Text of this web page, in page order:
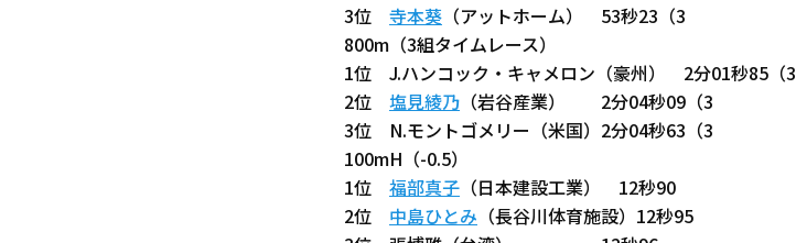
3位 寺本葵 （アットホーム） 53秒23（3
800m（3組タイムレース）
1位 J.ハンコック・キャメロン（豪州） 2分01秒85（3
2位 塩見綾乃 （岩谷産業） 2分04秒09（3
3位 N.モントゴメリー（米国）2分04秒63（3
100mH（-0.5）
1位 福部真子 （日本建設工業） 12秒90
2位 中島ひとみ （長谷川体育施設）12秒95